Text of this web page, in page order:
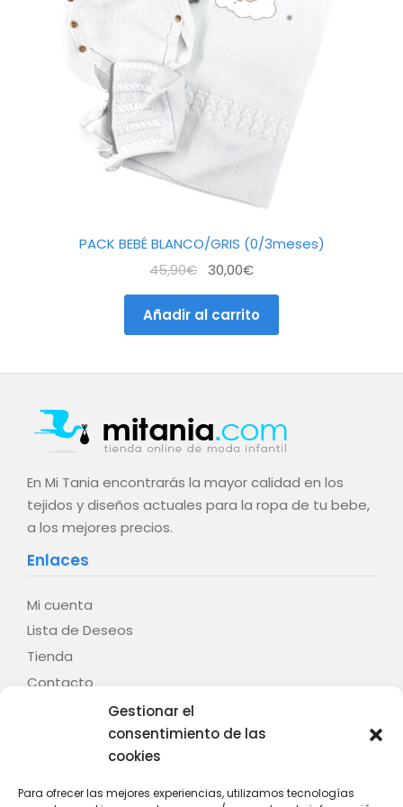
Gestionar el
consentimiento de las
cookies
Para ofrecer las mejores experiencias, utilizamos tecnologías
PACK BEBÉ BLANCO/GRIS (0/3meses)
45,90€ El
precio
original
era:
30,00€El
precio
actual
es:
Añadir al carrito
En Mi Tania encontrarás la mayor calidad en los
tejidos y diseños actuales para la ropa de tu bebe,
a los mejores precios.
Enlaces
Mi cuenta
Lista de Deseos
Tienda
Contacto
Términos y condiciones